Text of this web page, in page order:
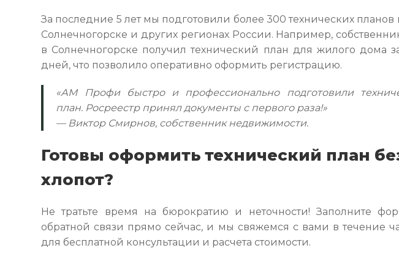
За последние 5 лет мы подготовили более 300 технических планов
Солнечногорске и других регионах России. Например,
в Солнечногорске получил технический план для жилого дома
дней, что позволило оперативно оформить регистрацию.
«АМ Профи быстро и профессионально подготовили
план. Росреестр принял документы с первого раза!»
— Виктор Смирнов, собственник недвижимости.
Готовы оформить технический план
хлопот?
Не тратьте время на бюрократию и неточности! Заполните
обратной связи прямо сейчас, и мы свяжемся с вами в течение
для бесплатной консультации и расчета стоимости.